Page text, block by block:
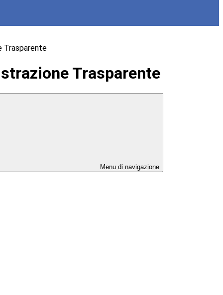
Trasparente
Trasparente
Menu di navigazione